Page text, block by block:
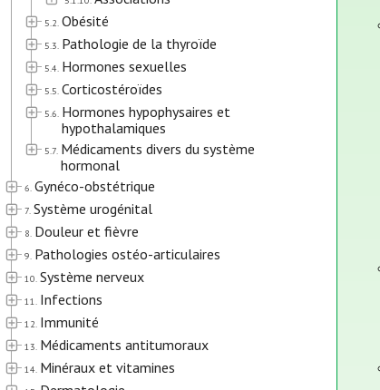
5.2. Obésité
5.3. Pathologie de la thyroïde
5.4. Hormones sexuelles
5.5. Corticostéroïdes
5.6. Hormones hypophysaires et
hypothalamiques
5.7. Médicaments divers du système
hormonal
6. Gynéco-obstétrique
7. Système urogénital
8. Douleur et fièvre
9. Pathologies ostéo-articulaires
10. Système nerveux
11. Infections
12. Immunité
13. Médicaments antitumoraux
14. Minéraux et vitamines